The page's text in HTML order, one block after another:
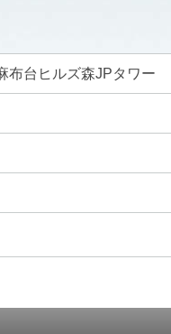
布台ヒルズ森JPタワー